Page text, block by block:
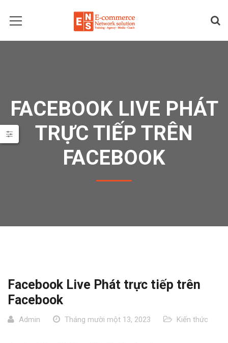
FACEBOOK LIVE PHÁT
TRỰC TIẾP TRÊN
FACEBOOK
Facebook Live Phát trực tiếp trên
Facebook
Admin Tháng mười một 13, 2023 Kiến thức